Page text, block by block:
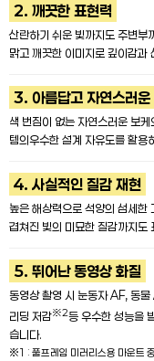
2. 깨끗한 표현력
산란하기 쉬운 빛까지도 주변부
맑고 깨끗한 이미지로 깊이감과
3. 아름답고 자연스러운
색 번짐이 없는 자연스러운 보
템의우수한 설계 자유도를 활용
4. 사실적인 질감 재현
높은 해상력으로 석양의 섬세한
겹쳐진 빛의 미묘한 질감까지도
5. 뛰어난 동영상 화질
동영상 촬영 시 눈동자 AF, 동
리딩 저감※2등 우수한 성능을
습니다.
※1 : 풀프레임 미러리스용 마운트